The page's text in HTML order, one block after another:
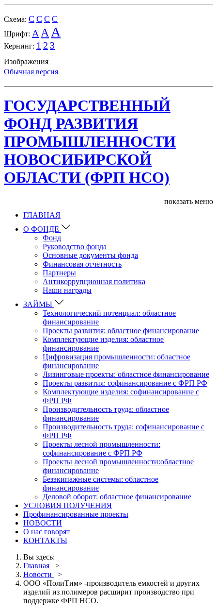
Cхема: C C C C
Шрифт: A A A
Кернинг: 1 2 3
Изображения
Обычная версия
ГОСУДАРСТВЕННЫЙ
ФОНД РАЗВИТИЯ
ПРОМЫШЛЕННОСТИ
НОВОСИБИРСКОЙ
ОБЛАСТИ (ФРП НСО)
показать меню
ГЛАВНАЯ
О ФОНДЕ
Фонд
Руководство фонда
Основные документы фонда
Финансовая отчетность
Партнеры
Антикоррупционная политика
Наши награды
ЗАЙМЫ
Технологический потенциал: областное
финансирование
Проекты развития: областное финансирование
Комплектующие изделия: областное
финансирование
Цифровизация промышленности: областное
финансирование
Лизинговые проекты: областное финансирование
Проекты развития: софинансирование с ФРП РФ
Комплектующие изделия: софинансирование с
ФРП РФ
Производительность труда: областное
финансирование
Производительность труда: софинансирование с
ФРП РФ
Проекты лесной промышленности:
софинансирование с ФРП РФ
Проекты лесной промышленности:областное
финансирование
Безэкипажные системы: областное
финансирование
Деловой оборот: областное финансирование
УСЛОВИЯ ПОЛУЧЕНИЯ
Профинансированные проекты
НОВОСТИ
О нас говорят
КОНТАКТЫ
Вы здесь:
Главная
>
Новости
>
ООО «ПолиТим» -производитель емкостей и других
изделий из полимеров расширит производство при
поддержке ФРП НСО.